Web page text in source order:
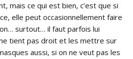
mais ce qui est bien, c’est que si
elle peut occasionnellement faire
surtout… il faut parfois lui
tient pas droit et les mettre sur
aussi, si on ne veut pas les